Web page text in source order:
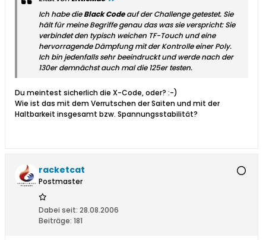
Ich habe dieBlack Codeauf der Challenge getestet. Sie
hält für meine Begriffe genau das was sie verspricht: Sie
verbindet den typisch weichen TF-Touch und eine
hervorragende Dämpfung mit der Kontrolle einer Poly.
Ich bin jedenfalls sehr beeindruckt und werde nach der
130er demnächst auch mal die 125er testen.
Du meintest sicherlich die X-Code, oder? :-)
Wie ist das mit dem Verrutschen der Saiten und mit der
Haltbarkeit insgesamt bzw. Spannungsstabilität?
racketcat
Postmaster
Dabei seit: 28.08.2006
Beiträge: 181